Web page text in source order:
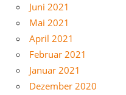
Juni 2021
Mai 2021
April 2021
Februar 2021
Januar 2021
Dezember 2020